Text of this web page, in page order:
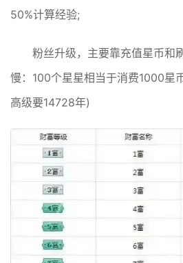
50%计算经验;
粉丝升级，主要靠充值星币和
慢：100个星星相当于消费1000星
高级要14728年)